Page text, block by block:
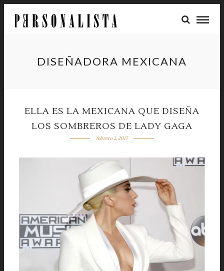
DISEÑADORA MEXICANA
ELLA ES LA MEXICANA QUE DISEÑA
LOS SOMBREROS DE LADY GAGA
febrero 2, 2017